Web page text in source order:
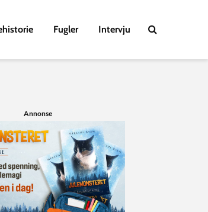
Fugler Intervju
Annonse